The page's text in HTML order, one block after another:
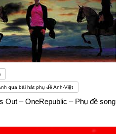
qua bài hát phụ đề Anh-Việt
Out – OneRepublic – Phụ đề song